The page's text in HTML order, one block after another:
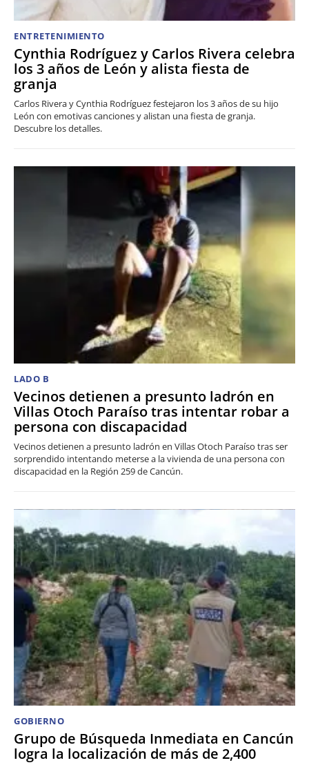
ENTRETENIMIENTO
Cynthia Rodríguez y Carlos Rivera celebra
los 3 años de León y alista fiesta de
granja
Carlos Rivera y Cynthia Rodríguez festejaron los 3 años de su hijo
León con emotivas canciones y alistan una fiesta de granja.
Descubre los detalles.
LADO B
Vecinos detienen a presunto ladrón en
Villas Otoch Paraíso tras intentar robar a
persona con discapacidad
Vecinos detienen a presunto ladrón en Villas Otoch Paraíso tras ser
sorprendido intentando meterse a la vivienda de una persona con
discapacidad en la Región 259 de Cancún.
GOBIERNO
Grupo de Búsqueda Inmediata en Cancún
logra la localización de más de 2,400